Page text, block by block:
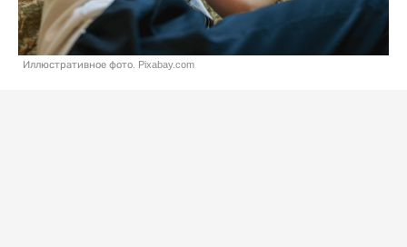
Иллюстративное фото. Pixabay.com